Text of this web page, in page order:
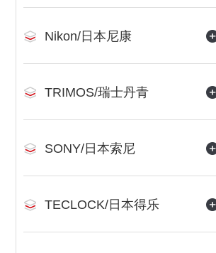
Nikon/日本尼康
TRIMOS/瑞士丹青
SONY/日本索尼
TECLOCK/日本得乐